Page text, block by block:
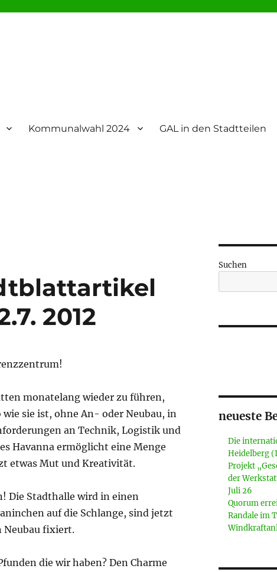
Kommunalwahl 2024 GAL in den Stadtteilen
2012
monatelang wieder zu führen,
sie ist, ohne An- oder Neubau, in
an Technik, Logistik und
Havanna ermöglicht eine Menge
etwas Mut und Kreativität.
Die Stadthalle wird in einen
auf die Schlange, sind jetzt
Neubau fixiert.
die wir haben? Den Charme
Suchen
neueste
Die
Heidelberg
Projekt
der
Juli 26
Quorum
Randale im